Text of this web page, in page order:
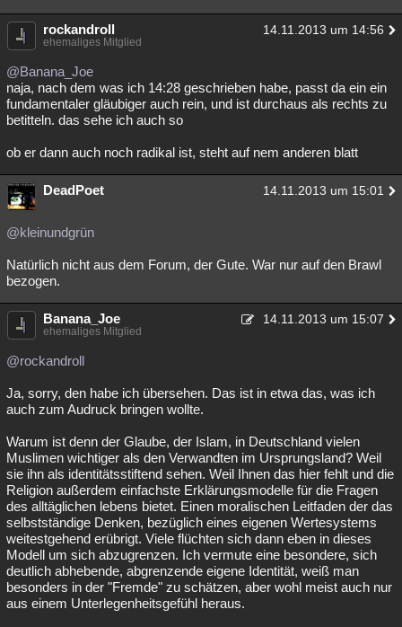
rockandroll 14.11.2013 um 14:56
ehemaliges Mitglied
@Banana_Joe
naja, nach dem was ich 14:28 geschrieben habe, passt da ein ein
fundamentaler gläubiger auch rein, und ist durchaus als rechts zu
betitteln. das sehe ich auch so
ob er dann auch noch radikal ist, steht auf nem anderen blatt
DeadPoet 14.11.2013 um 15:01
@kleinundgrün
Natürlich nicht aus dem Forum, der Gute. War nur auf den Brawl
bezogen.
Banana_Joe 14.11.2013 um 15:07
ehemaliges Mitglied
@rockandroll
Ja, sorry, den habe ich übersehen. Das ist in etwa das, was ich
auch zum Audruck bringen wollte.
Warum ist denn der Glaube, der Islam, in Deutschland vielen
Muslimen wichtiger als den Verwandten im Ursprungsland? Weil
sie ihn als identitätsstiftend sehen. Weil Ihnen das hier fehlt und die
Religion außerdem einfachste Erklärungsmodelle für die Fragen
des alltäglichen lebens bietet. Einen moralischen Leitfaden der das
selbstständige Denken, bezüglich eines eigenen Wertesystems
weitestgehend erübrigt. Viele flüchten sich dann eben in dieses
Modell um sich abzugrenzen. Ich vermute eine besondere, sich
deutlich abhebende, abgrenzende eigene Identität, weiß man
besonders in der "Fremde" zu schätzen, aber wohl meist auch nur
aus einem Unterlegenheitsgefühl heraus.